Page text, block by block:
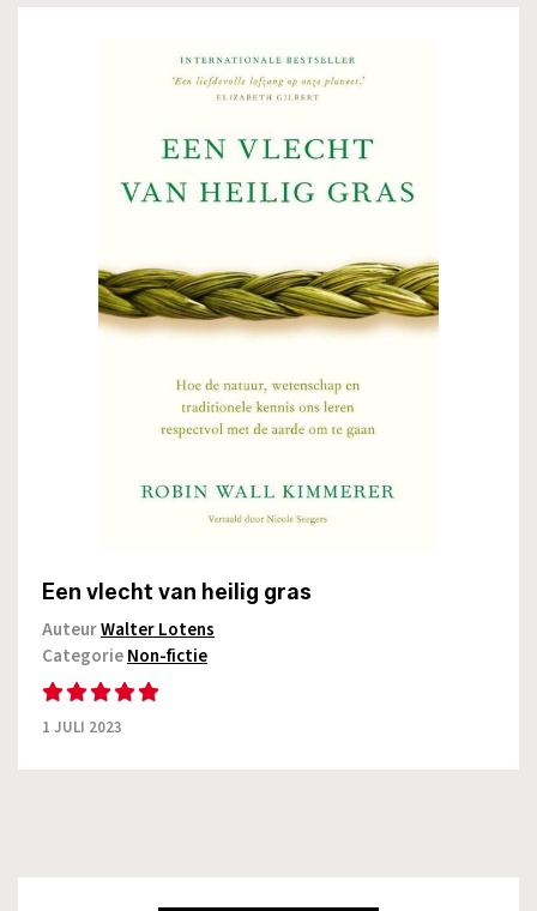
Een vlecht van heilig gras
AuteurWalter Lotens
CategorieNon-fictie
1 JULI 2023